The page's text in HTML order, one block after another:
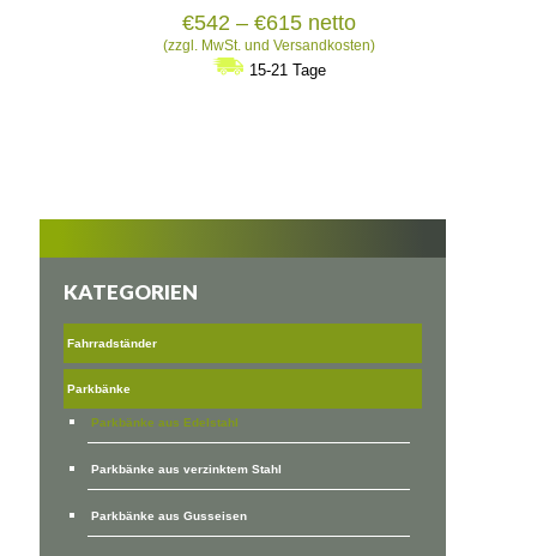
€542 – €615Preisspanne:
€542
bis
netto
(zzgl. MwSt. und Versandkosten)
15-21 Tage
KATEGORIEN
Fahrradständer
Parkbänke
Parkbänke aus Edelstahl
Parkbänke aus verzinktem Stahl
Parkbänke aus Gusseisen